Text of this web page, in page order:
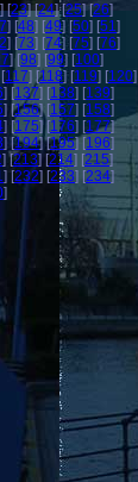
] [23] [24] [25] [26]
] [48] [49] [50] [51]
] [73] [74] [75] [76]
] [98] [99] [100]
117] [118] [119] [120]
] [137] [138] [139]
] [156] [157] [158]
] [175] [176] [177]
] [194] [195] [196]
] [213] [214] [215]
] [232] [233] [234]
]